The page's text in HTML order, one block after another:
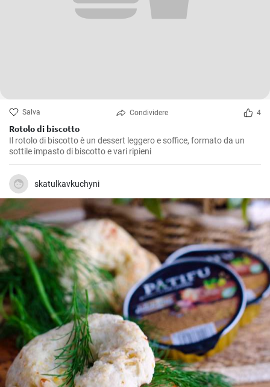
Salva Condividere 4
Rotolo di biscotto
Il rotolo di biscotto è un dessert leggero e soffice, formato da un
sottile impasto di biscotto e vari ripieni
skatulkavkuchyni